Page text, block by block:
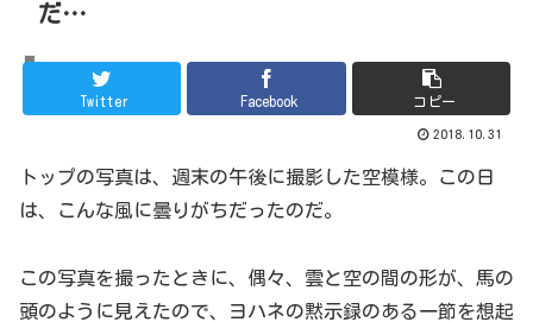
だ…
Twitter Facebook コピー
2018.10.31
トップの写真は、週末の午後に撮影した空模様。この日
は、こんな風に曇りがちだったのだ。
この写真を撮ったときに、偶々、雲と空の間の形が、馬の
頭のように見えたので、ヨハネの黙示録のある一節を想起